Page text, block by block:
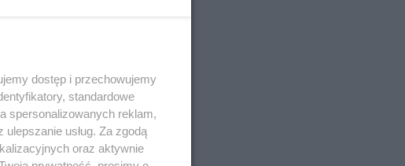
dostęp i przechowujemy
standardowe
spersonalizowanych reklam,
usług. Za zgodą
oraz aktywnie